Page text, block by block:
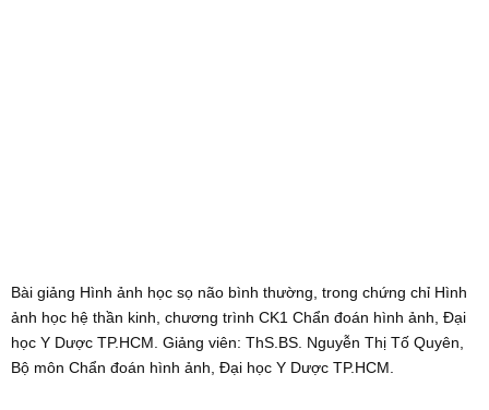
Bài giảng Hình ảnh học sọ não bình thường, trong chứng chỉ Hình
ảnh học hệ thần kinh, chương trình CK1 Chẩn đoán hình ảnh, Đại
học Y Dược TP.HCM. Giảng viên: ThS.BS. Nguyễn Thị Tố Quyên,
Bộ môn Chẩn đoán hình ảnh, Đại học Y Dược TP.HCM.